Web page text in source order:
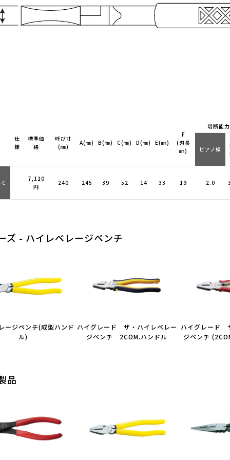
仕
様
標準価
格
呼び寸
(㎜)
A(㎜) B(㎜) C(㎜) D(㎜) E(㎜)
F
(刃長
㎜)
切断能
ピアノ線
7,110
円
240 245 39 52 14 33 19 2.0
ズ - ハイレベレージペンチ
ージペンチ(成型ハンド
ル)
ハイグレード ザ・ハイレベレー
ジペンチ 2COM.ハンドル
ハイグレード
ジペンチ
品